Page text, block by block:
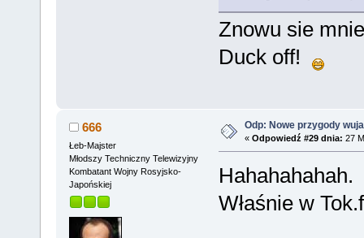
Znowu sie
Duck off!
666
Łeb-Majster
Młodszy Techniczny Telewizyjny
Kombatant Wojny Rosyjsko-
Japońskiej
Odp: Nowe przygody
« Odpowiedź #29 dnia: 27
Hahahahahah.
Właśnie w